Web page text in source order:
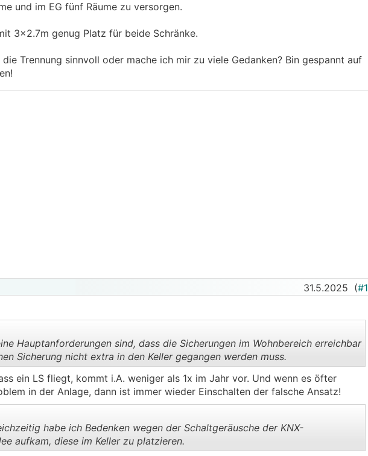
und im EG fünf Räume zu versorgen.
3x2.7m genug Platz für beide Schränke.
Trennung sinnvoll oder mache ich mir zu viele Gedanken? Bin gespannt auf
31.5.2025 (#1
..
Hauptanforderungen sind, dass die Sicherungen im Wohnbereich erreichbar
Sicherung nicht extra in den Keller gegangen werden muss.
ein LS fliegt, kommt i.A. weniger als 1x im Jahr vor. Und wenn es öfter
in der Anlage, dann ist immer wieder Einschalten der falsche Ansatz!
habe ich Bedenken wegen der Schaltgeräusche der KNX-
aufkam, diese im Keller zu platzieren.